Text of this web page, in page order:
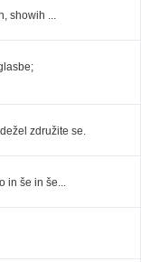
showih ...
združite se.
in še in še...